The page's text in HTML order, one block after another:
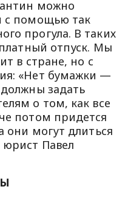
можно
с помощью так
прогула. В таких
отпуск. Мы
в стране, но с
«Нет бумажки —
задать
о том, как все
потом придется
они могут длиться
Павел